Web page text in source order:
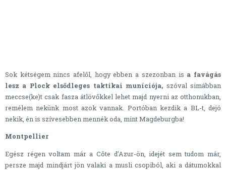
Sok kétségem nincs afelől, hogy ebben a szezonban is a favágás
lesz a Plock elsődleges taktikai muníciója, szóval simábban
meccse(ke)t csak fasza átlövőkkel lehet majd nyerni az otthonukban,
remélem nekünk most azok vannak. Portóban kezdik a BL-t, dejó
nekik, én is szívesebben mennék oda, mint Magdeburgba!
Montpellier
Egész régen voltam már a Côte d’Azur-ön, idejét sem tudom már,
persze majd mindjárt jön valaki a musli csopiból, aki a dátumokkal